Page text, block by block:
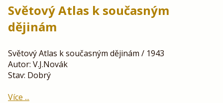
Světový Atlas k současným
dějinám
Světový Atlas k současným dějinám / 1943
Autor: V.J.Novák
Stav: Dobrý
Více ...